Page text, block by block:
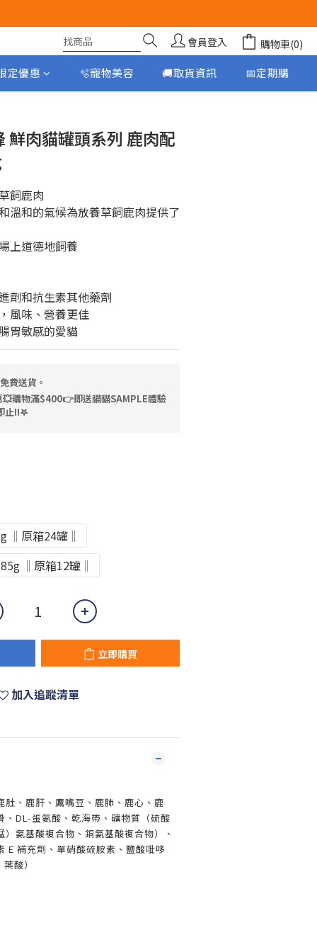
會員登入 購物車(0)
定優惠 🫧寵物美容 🚚取貨資訊 📅定期購
肉貓罐頭系列 鹿肉配
飼鹿肉
溫和的氣候為放養草飼鹿肉提供了
上道德地飼養
劑和抗生素其他藥劑
風味、營養更佳
胃敏感的愛貓
費送貨。
💥購物滿$400👉即送貓貓SAMPLE體驗
止!!𖤐
‖原箱24罐‖
‖原箱12罐‖
立即購買
加入追蹤清單
肚、鹿肝、鷹嘴豆、鹿肺、鹿心、鹿
、DL-蛋氨酸、乾海帶、礦物質（硫酸
氨基酸複合物、銅氨基酸複合物）、
E 補充劑、單硝酸硫胺素、鹽酸吡哆
酸）